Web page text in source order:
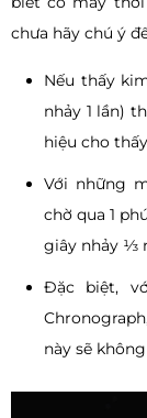
chưa hãy chú ý
Nếu thấy
nhảy 1 lần)
hiệu cho
Với những
chờ qua 1
giây nhảy ⅓
Đặc biệt,
này sẽ